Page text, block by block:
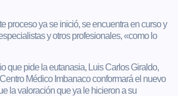
proceso ya se inició, se encuentra en curso y
y otros profesionales, «como lo
que pide la eutanasia, Luis Carlos Giraldo,
Médico Imbanaco conformará el nuevo
la valoración que ya le hicieron a su